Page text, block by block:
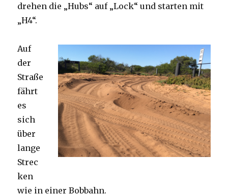
drehen die „Hubs“ auf „Lock“ und starten mit
„H4“.
Auf
der
Straße
fährt
es
sich
über
lange
Strec
ken
wie in einer Bobbahn.